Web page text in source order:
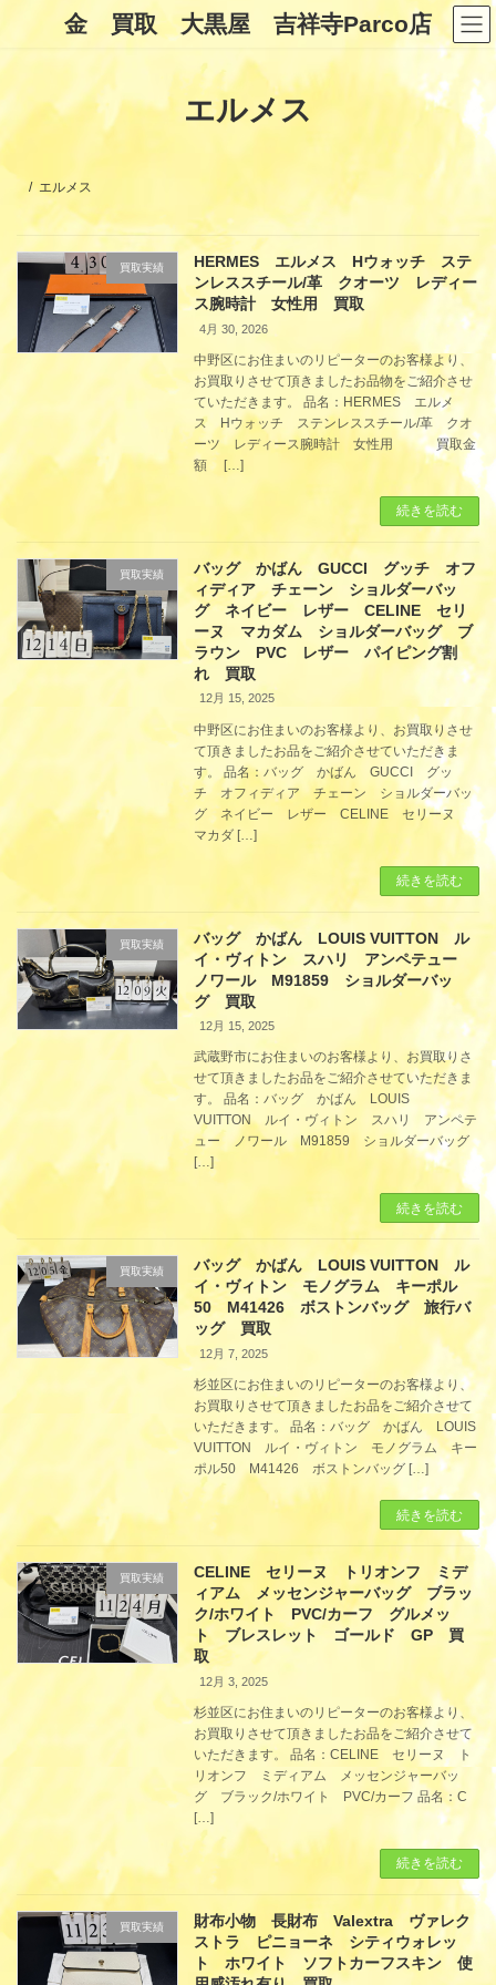
ン
キ
ッ
ー
に
移
金 買取 大黒屋 吉祥寺Parco店
エルメス
エルメス
買取実績
HERMES エルメス Hウォッチ ステ
ンレススチール/革 クオーツ レディー
ス腕時計 女性用 買取
4月 30, 2026
中野区にお住まいのリピーターのお客様より、
お買取りさせて頂きましたお品物をご紹介させ
ていただきます。 品名：HERMES エルメ
ス Hウォッチ ステンレススチール/革 クオ
ーツ レディース腕時計 女性用 買取金
額 […]
続きを読む
買取実績
バッグ かばん GUCCI グッチ オフ
ィディア チェーン ショルダーバッ
グ ネイビー レザー CELINE セリ
ーヌ マカダム ショルダーバッグ ブ
ラウン PVC レザー パイピング割
れ 買取
12月 15, 2025
中野区にお住まいのお客様より、お買取りさせ
て頂きましたお品をご紹介させていただきま
す。 品名：バッグ かばん GUCCI グッ
チ オフィディア チェーン ショルダーバッ
グ ネイビー レザー CELINE セリーヌ
マカダ […]
続きを読む
買取実績
バッグ かばん LOUIS VUITTON ル
イ・ヴィトン スハリ アンペテュー
ノワール M91859 ショルダーバッ
グ 買取
12月 15, 2025
武蔵野市にお住まいのお客様より、お買取りさ
せて頂きましたお品をご紹介させていただきま
す。 品名：バッグ かばん LOUIS
VUITTON ルイ・ヴィトン スハリ アンペテ
ュー ノワール M91859 ショルダーバッグ
[…]
続きを読む
買取実績
バッグ かばん LOUIS VUITTON ル
イ・ヴィトン モノグラム キーポル
50 M41426 ボストンバッグ 旅行バ
ッグ 買取
12月 7, 2025
杉並区にお住まいのリピーターのお客様より、
お買取りさせて頂きましたお品をご紹介させて
いただきます。 品名：バッグ かばん LOUIS
VUITTON ルイ・ヴィトン モノグラム キー
ポル50 M41426 ボストンバッグ […]
続きを読む
買取実績
CELINE セリーヌ トリオンフ ミデ
ィアム メッセンジャーバッグ ブラッ
ク/ホワイト PVC/カーフ グルメッ
ト ブレスレット ゴールド GP 買
取
12月 3, 2025
杉並区にお住まいのリピーターのお客様より、
お買取りさせて頂きましたお品をご紹介させて
いただきます。 品名：CELINE セリーヌ ト
リオンフ ミディアム メッセンジャーバッ
グ ブラック/ホワイト PVC/カーフ 品名：C
[…]
続きを読む
買取実績
財布小物 長財布 Valextra ヴァレク
ストラ ピニョーネ シティウォレッ
ト ホワイト ソフトカーフスキン 使